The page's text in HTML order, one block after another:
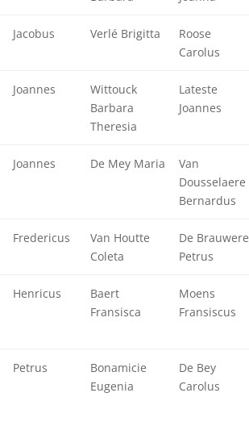
Jacobus Verlé Brigitta
Roose
Carolus
Joannes
Wittouck
Barbara
Theresia
Lateste
Joannes
Joannes De Mey Maria
Van
Dousselaere
Bernardus
Fredericus
Van Houtte
Coleta
De Brauwere
Petrus
Henricus
Baert
Fransisca
Moens
Fransiscus
Petrus
Bonamicie
Eugenia
De Bey
Carolus